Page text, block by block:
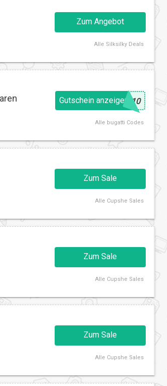
Zum Angebot
Alle Silksilky Deals
Gutschein anzeigen
@ L10
Alle bugatti Codes
Zum Sale
Alle Cupshe Sales
Zum Sale
Alle Cupshe Sales
Zum Sale
Alle Cupshe Sales